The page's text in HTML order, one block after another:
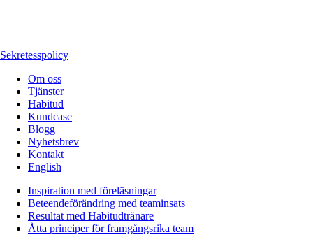
Sekretesspolicy
Om oss
Tjänster
Habitud
Kundcase
Blogg
Nyhetsbrev
Kontakt
English
Inspiration med föreläsningar
Beteendeförändring med teaminsats
Resultat med Habitudtränare
Åtta principer för framgångsrika team